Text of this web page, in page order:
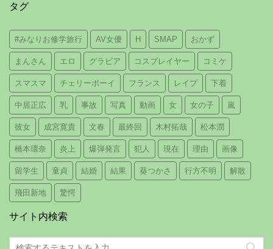
タグ
#みなりお修学旅行 AV女優 H SMAP おかず
まんさん エロ グラビア コスプレイヤー コミケ
スマスマ チェリーボーイ フランス レイプ 下着
中居正広 乳 事故 写真 動画 女 女の子 嵐
彼女 成宮寛貴 文春 最終回 木村拓哉 松本潤
橋本環奈 炎上 爆弾発言 犯人 現在 理由 画像
留学生 童貞 結婚 結果 葵つかさ 行方不明 解散
飛田新地 驚愕
サイト内検索